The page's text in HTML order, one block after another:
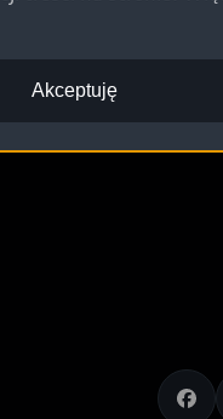
Akceptuję